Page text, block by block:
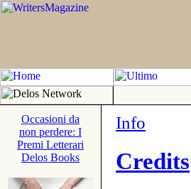
Occasioni da
non perdere: I
Premi Letterari
Delos Books
Info
Credits